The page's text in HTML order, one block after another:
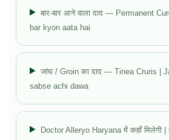
बार-बार आने वाला दाद — Permanent
bar kyon aata hai
जांघ / Groin का दाद — Tinea Cruris |
sabse achi dawa
Doctor Alleryo Haryana में कहाँ मिलेगी